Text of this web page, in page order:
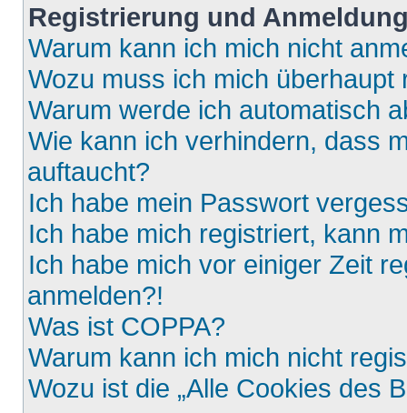
Registrierung und
Warum kann ich mich nicht
Wozu muss ich mich überhaupt
Warum werde ich automatisch
Wie kann ich verhindern, dass
auftaucht?
Ich habe mein Passwort
Ich habe mich registriert, kann
Ich habe mich vor einiger Zeit
anmelden?!
Was ist COPPA?
Warum kann ich mich nicht
Wozu ist die „Alle Cookies des